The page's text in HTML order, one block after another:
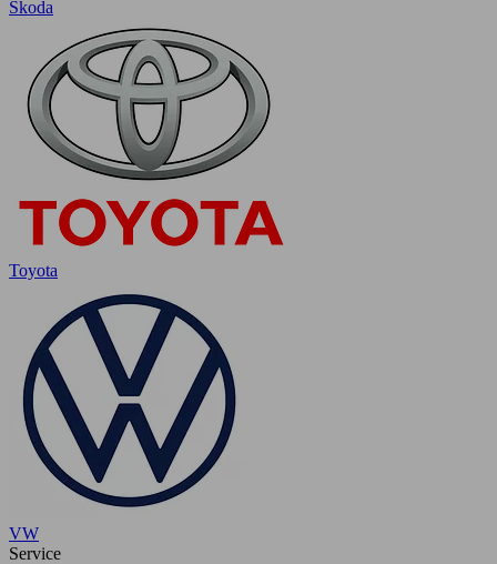
Skoda
Toyota
VW
Service